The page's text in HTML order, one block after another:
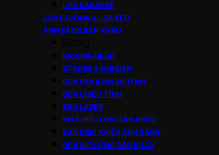
LOA KARAOKE
LOA DI ĐỘNG & LOA KÉO
ÁNH SÁNG SÂN KHẤU
MOVING HEAD
STROBE & BLINDER
ĐÈN PAR & WASH TĨNH
ĐÈN CHIẾU TĨNH
ĐÈN LASER
MÁY HIỆU ỨNG SÂN KHẤU
BÀN ĐIỀU KHIỂN ÁNH SÁNG
ĐÈN HIỆU ỨNG SÂN KHẤU